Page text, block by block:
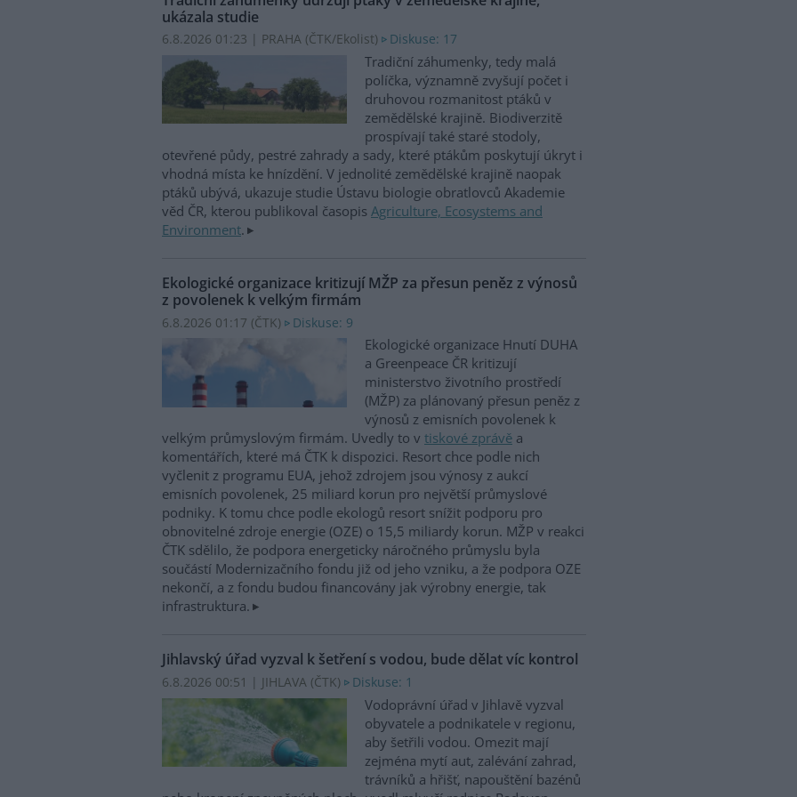
ukázala studie
6.8.2026 01:23 | PRAHA (ČTK/Ekolist) Diskuse: 17
Tradiční záhumenky, tedy malá
políčka, významně zvyšují počet i
druhovou rozmanitost ptáků v
zemědělské krajině. Biodiverzitě
prospívají také staré stodoly,
otevřené půdy, pestré zahrady a sady, které ptákům poskytují úkryt i
vhodná místa ke hnízdění. V jednolité zemědělské krajině naopak
ptáků ubývá, ukazuje studie Ústavu biologie obratlovců Akademie
věd ČR, kterou publikoval časopis Agriculture, Ecosystems and
Environment.
Ekologické organizace kritizují MŽP za přesun peněz z výnosů
z povolenek k velkým firmám
6.8.2026 01:17 (ČTK) Diskuse: 9
Ekologické organizace Hnutí DUHA
a Greenpeace ČR kritizují
ministerstvo životního prostředí
(MŽP) za plánovaný přesun peněz z
výnosů z emisních povolenek k
velkým průmyslovým firmám. Uvedly to v tiskové zprávě a
komentářích, které má ČTK k dispozici. Resort chce podle nich
vyčlenit z programu EUA, jehož zdrojem jsou výnosy z aukcí
emisních povolenek, 25 miliard korun pro největší průmyslové
podniky. K tomu chce podle ekologů resort snížit podporu pro
obnovitelné zdroje energie (OZE) o 15,5 miliardy korun. MŽP v reakci
ČTK sdělilo, že podpora energeticky náročného průmyslu byla
součástí Modernizačního fondu již od jeho vzniku, a že podpora OZE
nekončí, a z fondu budou financovány jak výrobny energie, tak
infrastruktura.
Jihlavský úřad vyzval k šetření s vodou, bude dělat víc kontrol
6.8.2026 00:51 | JIHLAVA (ČTK) Diskuse: 1
Vodoprávní úřad v Jihlavě vyzval
obyvatele a podnikatele v regionu,
aby šetřili vodou. Omezit mají
zejména mytí aut, zalévání zahrad,
trávníků a hřišť, napouštění bazénů